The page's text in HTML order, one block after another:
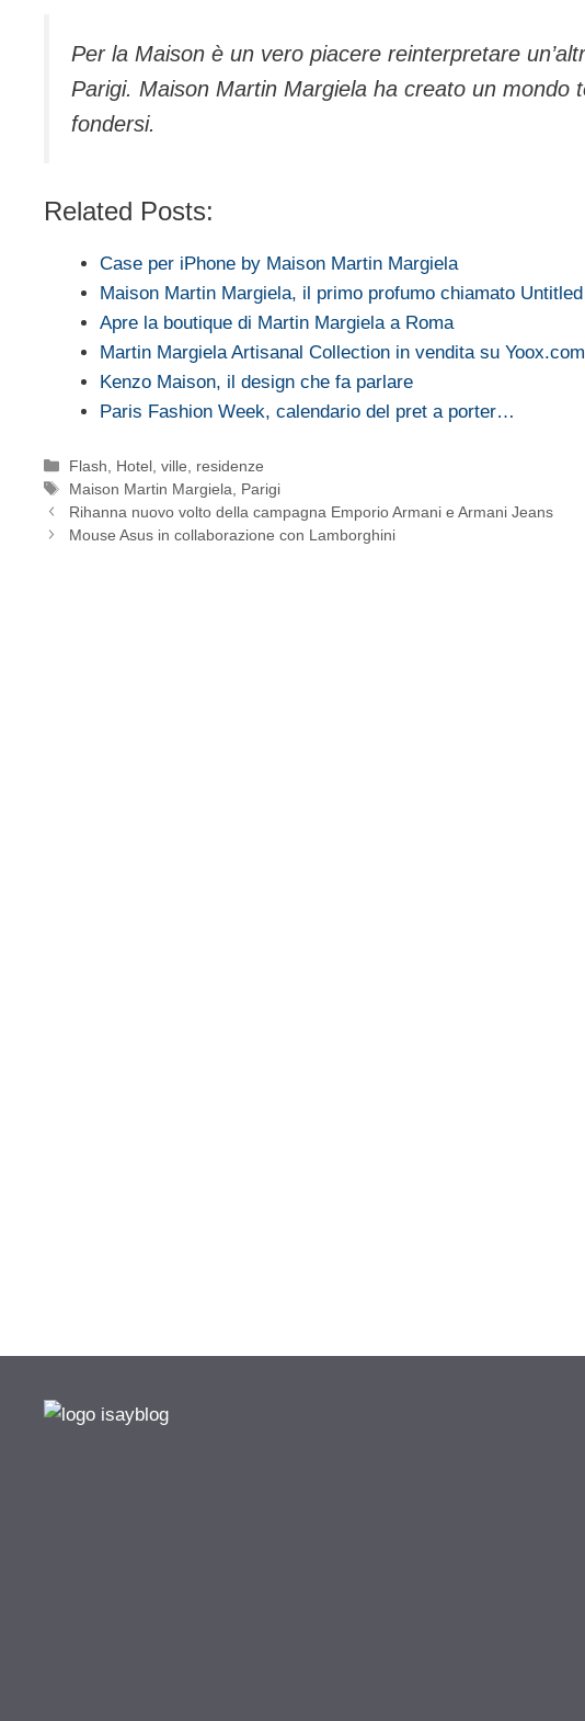
Per la Maison è un vero piacere reinterpretare
Parigi. Maison Martin Margiela ha creato un mondo
fondersi.
Related Posts:
Case per iPhone by Maison Martin Margiela
Maison Martin Margiela, il primo profumo chiamato Untitled
Apre la boutique di Martin Margiela a Roma
Martin Margiela Artisanal Collection in vendita su Yoox.com
Kenzo Maison, il design che fa parlare
Paris Fashion Week, calendario del pret a porter…
Categorie
Flash
Hotel, ville, residenze
Tag
Maison Martin Margiela
Parigi
Rihanna nuovo volto della campagna Emporio Armani e Armani Jeans
Mouse Asus in collaborazione con Lamborghini